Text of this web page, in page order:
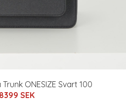
ONESIZE Svart 100
SEK